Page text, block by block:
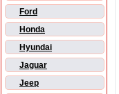
Ford
Honda
Hyundai
Jaguar
Jeep